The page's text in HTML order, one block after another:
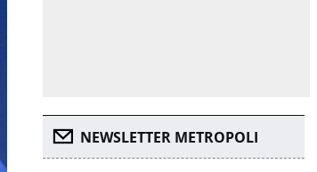
NEWSLETTER METROPOLI